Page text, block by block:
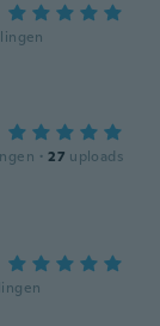
· 27 uploads